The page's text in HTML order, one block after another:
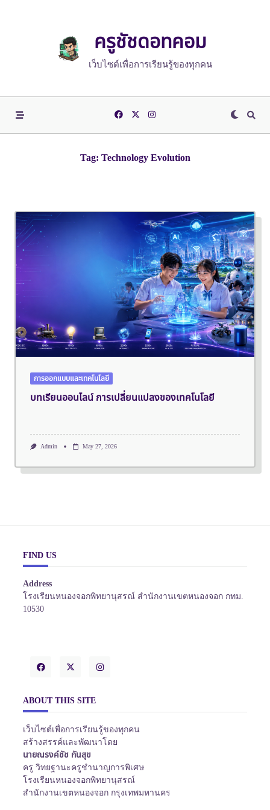
ครูชัชดอทคอม
เว็บไซต์เพื่อการเรียนรู้ของทุกคน
Tag: Technology Evolution
การออกแบบและเทคโนโลยี
บทเรียนออนไลน์ การเปลี่ยนแปลงของเทคโนโลยี
Admin May 27, 2026
FIND US
Address
โรงเรียนหนองจอกพิทยานุสรณ์ สำนักงานเขตหนองจอก กทม.
10530
ABOUT THIS SITE
เว็บไซต์เพื่อการเรียนรู้ของทุกคน
สร้างสรรค์และพัฒนาโดย
นายณรงค์ชัช กันสุข
ครู วิทยฐานะครูชำนาญการพิเศษ
โรงเรียนหนองจอกพิทยานุสรณ์
สำนักงานเขตหนองจอก กรุงเทพมหานคร